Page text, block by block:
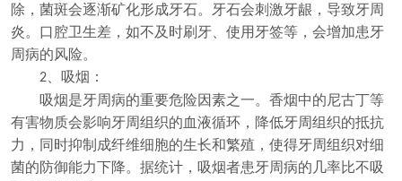
除，菌斑会逐渐矿化形成牙石。牙石会刺激牙龈，导致牙周
炎。口腔卫生差，如不及时刷牙、使用牙签等，会增加患牙
周病的风险。
2、吸烟：
吸烟是牙周病的重要危险因素之一。香烟中的尼古丁等
有害物质会影响牙周组织的血液循环，降低牙周组织的抵抗
力，同时抑制成纤维细胞的生长和繁殖，使得牙周组织对细
菌的防御能力下降。据统计，吸烟者患牙周病的几率比不吸